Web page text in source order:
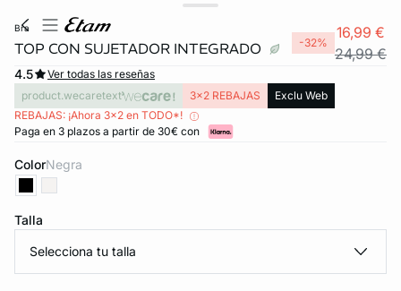
bra
TOP CON SUJETADOR INTEGRADO -32%
16,99 €
24,99 €
4.5
Ver todas las reseñas
product.wecaretext
3x2 REBAJAS
Exclu Web
REBAJAS: ¡Ahora 3x2 en TODO*!
Paga en 3 plazos a partir de 30€ con
Color negra
Talla
Selecciona tu talla